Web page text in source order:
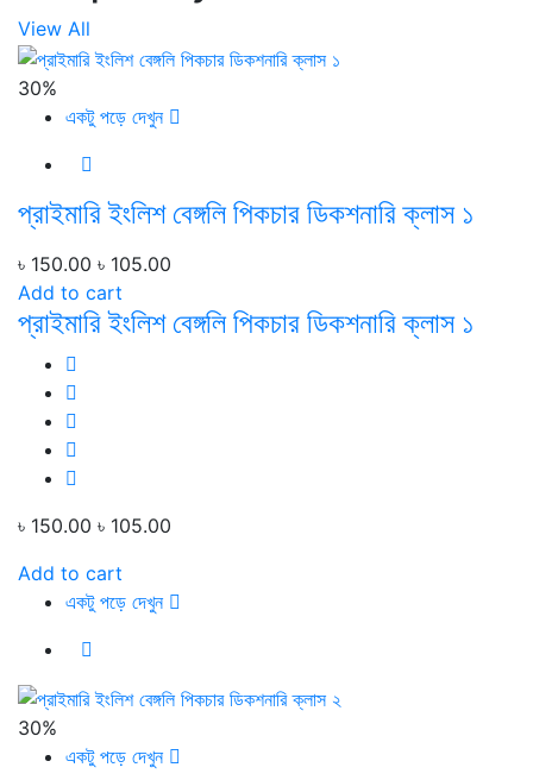
View All
30%
একটু পড়ে দেখুন
প্রাইমারি ইংলিশ বেঙ্গলি পিকচার ডিকশনারি ক্লাস ১
৳ 150.00 ৳ 105.00
Add to cart
প্রাইমারি ইংলিশ বেঙ্গলি পিকচার ডিকশনারি ক্লাস ১
৳ 150.00 ৳ 105.00
Add to cart
একটু পড়ে দেখুন
30%
একটু পড়ে দেখুন